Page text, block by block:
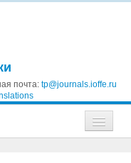
почта: tp@journals.ioffe.ru